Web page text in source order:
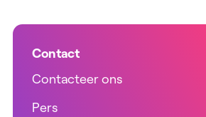
Contact
Contacteer ons
Pers